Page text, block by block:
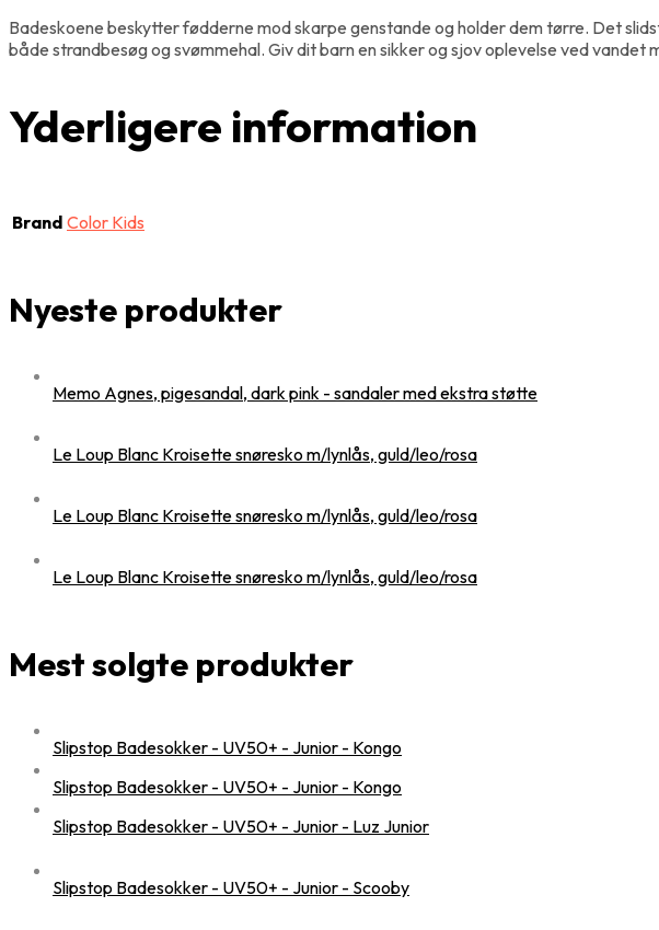
Badeskoene beskytter fødderne mod skarpe genstande og holder dem tørre. Det
både strandbesøg og svømmehal. Giv dit barn en sikker og sjov oplevelse ved
Yderligere information
Brand Color Kids
Nyeste produkter
Memo Agnes, pigesandal, dark pink - sandaler med ekstra støtte
Le Loup Blanc Kroisette snøresko m/lynlås, guld/leo/rosa
Le Loup Blanc Kroisette snøresko m/lynlås, guld/leo/rosa
Le Loup Blanc Kroisette snøresko m/lynlås, guld/leo/rosa
Mest solgte produkter
Slipstop Badesokker - UV50+ - Junior - Kongo
Slipstop Badesokker - UV50+ - Junior - Kongo
Slipstop Badesokker - UV50+ - Junior - Luz Junior
Slipstop Badesokker - UV50+ - Junior - Scooby